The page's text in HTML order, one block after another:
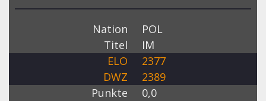
Nation
POL
Titel
IM
ELO
2377
DWZ
2389
Punkte
0,0